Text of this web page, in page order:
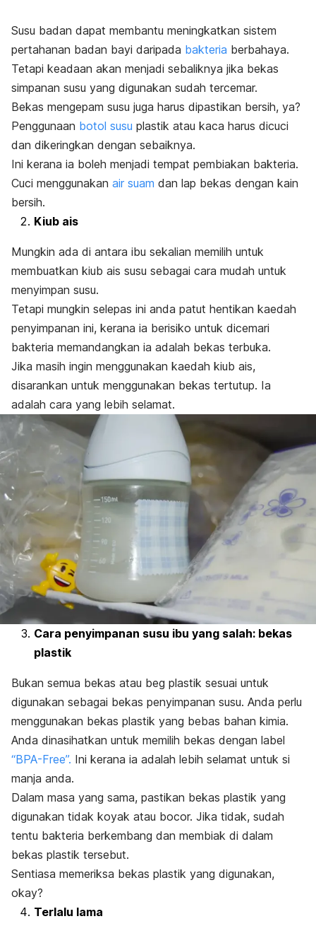
Susu badan dapat membantu meningkatkan sistem
pertahanan badan bayi daripada bakteria berbahaya.
Tetapi keadaan akan menjadi sebaliknya jika bekas
simpanan susu yang digunakan sudah tercemar.
Bekas mengepam susu juga harus dipastikan bersih, ya?
Penggunaan botol susu plastik atau kaca harus dicuci
dan dikeringkan dengan sebaiknya.
Ini kerana ia boleh menjadi tempat pembiakan bakteria.
Cuci menggunakan air suam dan lap bekas dengan kain
bersih.
Kiub ais
Mungkin ada di antara ibu sekalian memilih untuk
membuatkan kiub ais susu sebagai cara mudah untuk
menyimpan susu.
Tetapi mungkin selepas ini anda patut hentikan kaedah
penyimpanan ini, kerana ia berisiko untuk dicemari
bakteria memandangkan ia adalah bekas terbuka.
Jika masih ingin menggunakan kaedah kiub ais,
disarankan untuk menggunakan bekas tertutup. Ia
adalah cara yang lebih selamat.
Cara penyimpanan susu ibu yang salah: bekas
plastik
Bukan semua bekas atau beg plastik sesuai untuk
digunakan sebagai bekas penyimpanan susu. Anda perlu
menggunakan bekas plastik yang bebas bahan kimia.
Anda dinasihatkan untuk memilih bekas dengan label
“BPA-Free”. Ini kerana ia adalah lebih selamat untuk si
manja anda.
Dalam masa yang sama, pastikan bekas plastik yang
digunakan tidak koyak atau bocor. Jika tidak, sudah
tentu bakteria berkembang dan membiak di dalam
bekas plastik tersebut.
Sentiasa memeriksa bekas plastik yang digunakan,
okay?
Terlalu lama